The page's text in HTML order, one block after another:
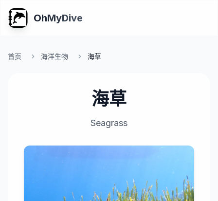
OhMyDive
首页 海洋生物 海草
海草
Seagrass